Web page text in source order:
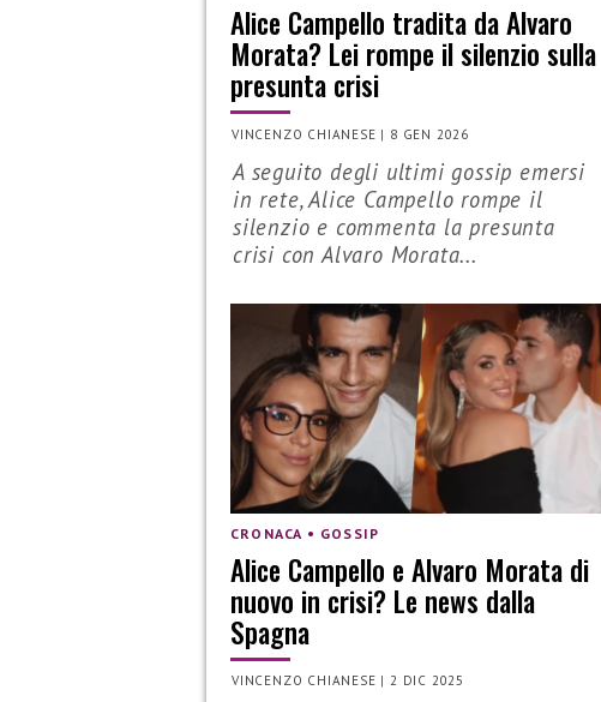
Alice Campello tradita da Alvaro
Morata? Lei rompe il silenzio sulla
presunta crisi
VINCENZO CHIANESE | 8 GEN 2026
A seguito degli ultimi gossip emersi
in rete, Alice Campello rompe il
silenzio e commenta la presunta
crisi con Alvaro Morata...
CRONACA • GOSSIP
Alice Campello e Alvaro Morata di
nuovo in crisi? Le news dalla
Spagna
VINCENZO CHIANESE |2 DIC 2025